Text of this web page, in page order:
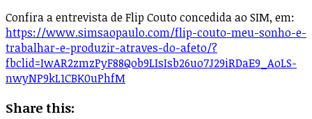
Confira a entrevista de Flip Couto concedida ao SIM, em:
https://www.simsaopaulo.com/flip-couto-meu-sonho-e-
trabalhar-e-produzir-atraves-do-afeto/?
fbclid=IwAR2zmzPyF88Qob9LIsIsb26uo7J29iRDaE9_AoLS-
nwyNP9kL1CBK0uPhfM
Share this: